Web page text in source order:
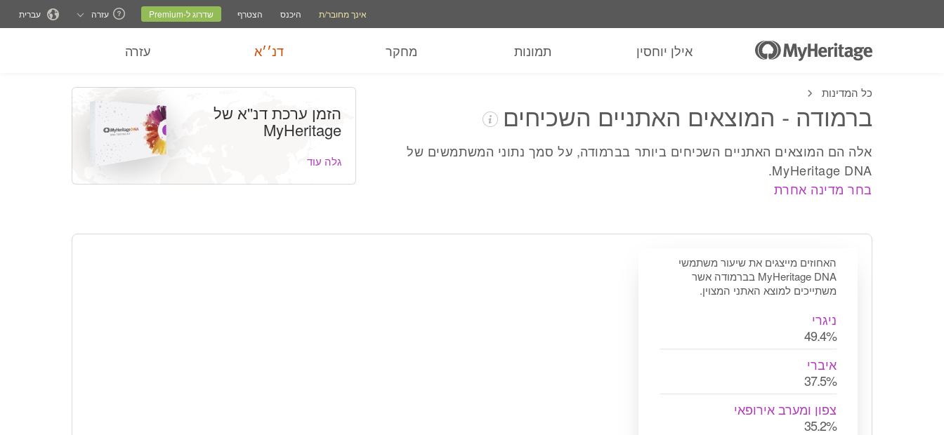
החלף אתר משפחתיאתר נוכחישינוי שפה
אינך מחובר/ת היכנס הצטרף שדרוג ל-Premium עזרה עברית
אילן יוחסין תמונות מחקר דנ׳׳א עזרה
כל המדינות
ברמודה - המוצאים האתניים השכיחים
אלה הם המוצאים האתניים השכיחים ביותר בברמודה, על סמך נתוני המשתמשים של
MyHeritage DNA.
בחר מדינה אחרת
הזמן ערכת דנ''א של
MyHeritage
גלה עוד
האחוזים מייצגים את שיעור משתמשי
MyHeritage DNA בברמודה אשר
משתייכים למוצא האתני המצוין.
ניגרי
49.4%
איברי
37.5%
צפון ומערב אירופאי
35.2%